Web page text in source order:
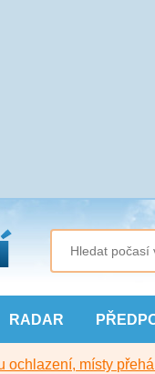
RADAR
ochlazení, místy